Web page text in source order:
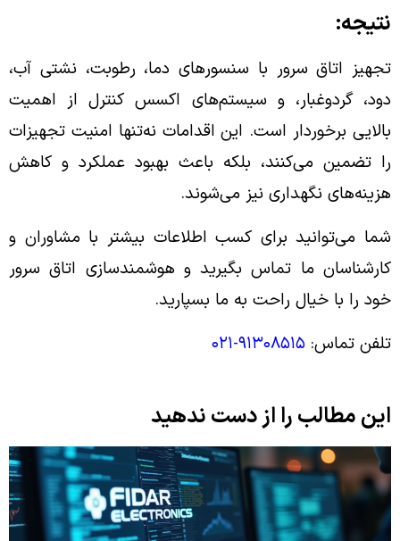
نتیجه:
تجهیز اتاق سرور با سنسورهای دما، رطوبت، نشتی آب،
دود، گردوغبار، و سیستم‌های اکسس کنترل از اهمیت
بالایی برخوردار است. این اقدامات نه‌تنها امنیت تجهیزات
را تضمین می‌کنند، بلکه باعث بهبود عملکرد و کاهش
هزینه‌های نگهداری نیز می‌شوند.
شما می‌توانید برای کسب اطلاعات بیشتر با مشاوران و
کارشناسان ما تماس بگیرید و هوشمندسازی اتاق سرور
خود را با خیال راحت به ما بسپارید.
تلفن تماس: ۹۱۳۰۸۵۱۵-۰۲۱
این مطالب را از دست ندهید